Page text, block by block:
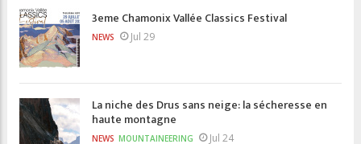
3eme Chamonix Vallée Classics Festival
NEWS Jul 29
La niche des Drus sans neige: la sécheresse en
haute montagne
NEWS MOUNTAINEERING Jul 24